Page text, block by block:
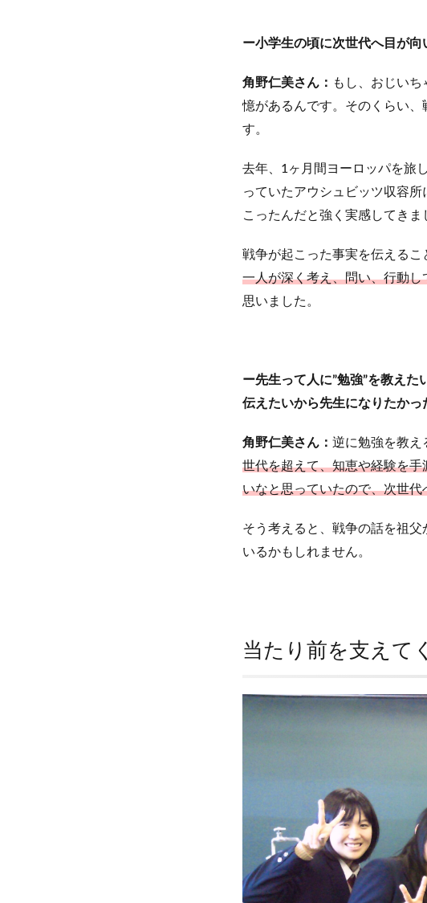
ー小学生の頃に次世代へ目が向
角野仁美さん： もし、おじい
憶があるんです。そのくらい
す。
去年、1ヶ月間ヨーロッパを旅
っていたアウシュビッツ収容
こったんだと強く実感してきま
戦争が起こった事実を伝えるこ
一人が深く考え、問い、行動
思いました。
ー先生って人に”勉強”を教え
伝えたいから先生になりたかっ
角野仁美さん： 逆に勉強を教え
世代を超えて、知恵や経験を
いなと思っていたので、次世代
そう考えると、戦争の話を祖
いるかもしれません。
当たり前を支えて